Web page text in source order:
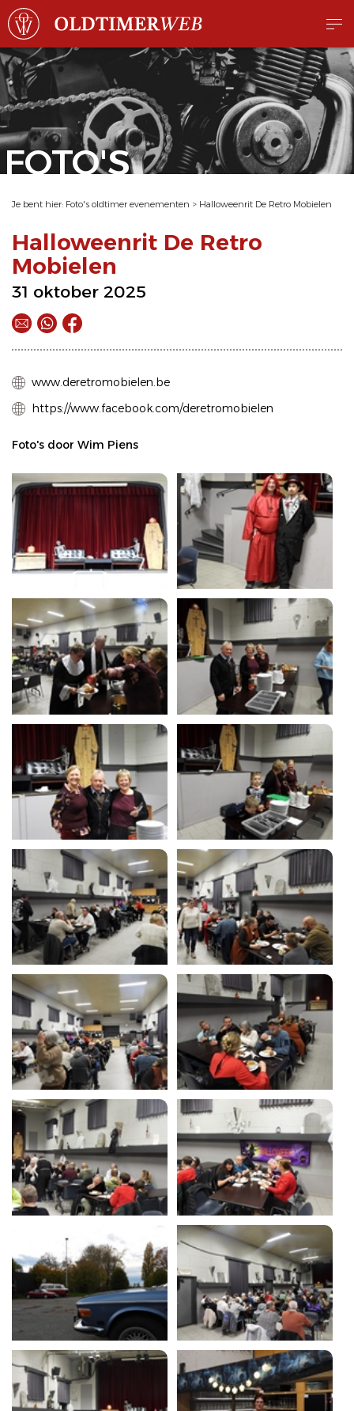
FOTO'S
Je bent hier: Foto's oldtimer evenementen > Halloweenrit De Retro Mobielen
Halloweenrit De Retro
Mobielen
31 oktober 2025
www.deretromobielen.be
https://www.facebook.com/deretromobielen
Foto's door Wim Piens